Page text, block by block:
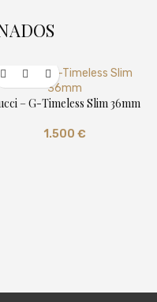
– G-Timeless Slim 36mm
1.500 €